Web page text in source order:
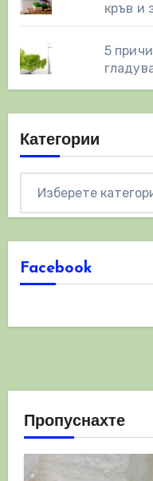
кръв и
5
Категории
Facebook
Пропуснахте